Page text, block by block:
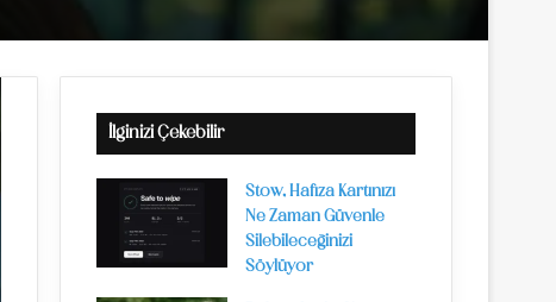
İlginizi Çekebilir
Stow, Hafıza Kartınızı
Ne Zaman Güvenle
Silebileceğinizi
Söylüyor